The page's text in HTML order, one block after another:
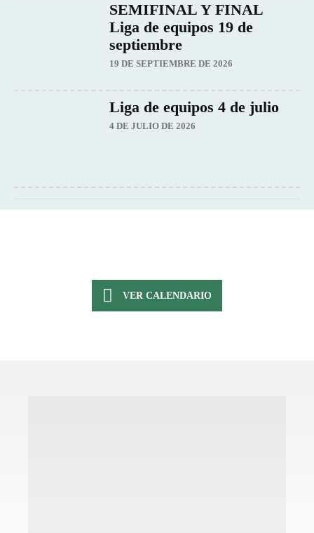
SEMIFINAL Y FINAL
Liga de equipos 19 de
septiembre
19 DE SEPTIEMBRE DE 2026
Liga de equipos 4 de julio
4 DE JULIO DE 2026
VER CALENDARIO